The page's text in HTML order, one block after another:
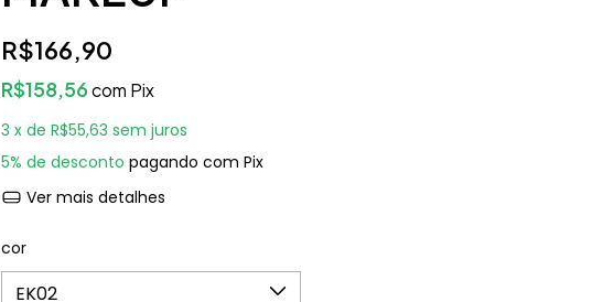
R$166,90
R$158,56com Pix
3 x de R$55,63 sem juros
5% de desconto pagando com Pix
Ver mais detalhes
cor